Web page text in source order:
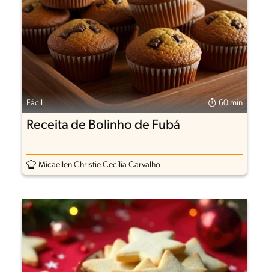
Fácil 60 min
Receita de Bolinho de Fubá
Micaellen Christie Cecília Carvalho